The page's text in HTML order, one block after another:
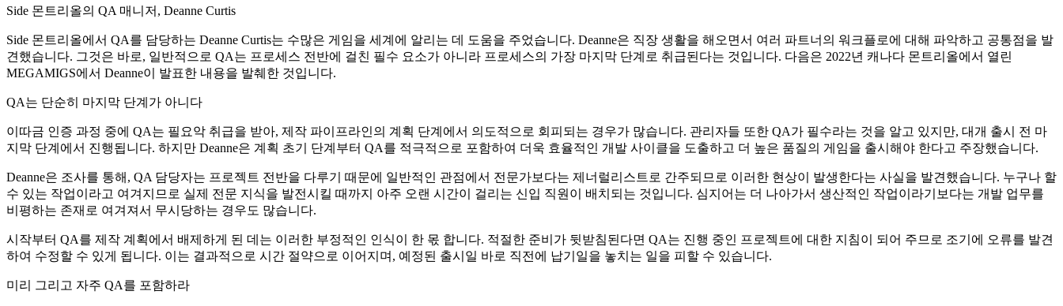
Side 몬트리올의 QA 매니저, Deanne Curtis
Side 몬트리올에서 QA를 담당하는 Deanne Curtis는 수많은 게임을 세계에 알리는 데 도움을 주었습니다. Deanne은 직장 생활을 해오면서 여러 파트너의 워크플로에 대해 파악하고 공통점을 발
견했습니다. 그것은 바로, 일반적으로 QA는 프로세스 전반에 걸친 필수 요소가 아니라 프로세스의 가장 마지막 단계로 취급된다는 것입니다. 다음은 2022년 캐나다 몬트리올에서 열린
MEGAMIGS에서 Deanne이 발표한 내용을 발췌한 것입니다.
QA는 단순히 마지막 단계가 아니다
이따금 인증 과정 중에 QA는 필요악 취급을 받아, 제작 파이프라인의 계획 단계에서 의도적으로 회피되는 경우가 많습니다. 관리자들 또한 QA가 필수라는 것을 알고 있지만, 대개 출시 전 마
지막 단계에서 진행됩니다. 하지만 Deanne은 계획 초기 단계부터 QA를 적극적으로 포함하여 더욱 효율적인 개발 사이클을 도출하고 더 높은 품질의 게임을 출시해야 한다고 주장했습니다.
Deanne은 조사를 통해, QA 담당자는 프로젝트 전반을 다루기 때문에 일반적인 관점에서 전문가보다는 제너럴리스트로 간주되므로 이러한 현상이 발생한다는 사실을 발견했습니다. 누구나 할
수 있는 작업이라고 여겨지므로 실제 전문 지식을 발전시킬 때까지 아주 오랜 시간이 걸리는 신입 직원이 배치되는 것입니다. 심지어는 더 나아가서 생산적인 작업이라기보다는 개발 업무를
비평하는 존재로 여겨져서 무시당하는 경우도 많습니다.
시작부터 QA를 제작 계획에서 배제하게 된 데는 이러한 부정적인 인식이 한 몫 합니다. 적절한 준비가 뒷받침된다면 QA는 진행 중인 프로젝트에 대한 지침이 되어 주므로 조기에 오류를 발견
하여 수정할 수 있게 됩니다. 이는 결과적으로 시간 절약으로 이어지며, 예정된 출시일 바로 직전에 납기일을 놓치는 일을 피할 수 있습니다.
미리 그리고 자주 QA를 포함하라